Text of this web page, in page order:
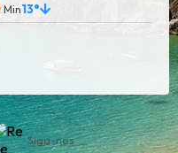
13°
Siga-nos